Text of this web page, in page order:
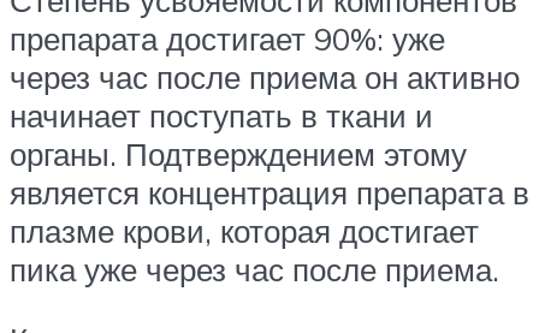
препарата достигает 90%: уже
через час после приема он активно
начинает поступать в ткани и
органы. Подтверждением этому
является концентрация препарата в
плазме крови, которая достигает
пика уже через час после приема.